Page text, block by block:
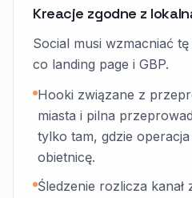
Kreacje zgodne z
Social musi wzmacniać
co landing page i GBP.
Hooki związane z
miasta i pilna
tylko tam, gdzie
obietnicę.
Śledzenie rozlicza kanał